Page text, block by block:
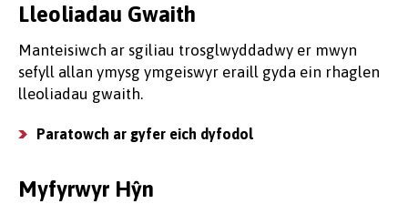
Lleoliadau Gwaith
Manteisiwch ar sgiliau trosglwyddadwy er mwyn
sefyll allan ymysg ymgeiswyr eraill gyda ein rhaglen
lleoliadau gwaith.
Paratowch ar gyfer eich dyfodol
Myfyrwyr Hŷn